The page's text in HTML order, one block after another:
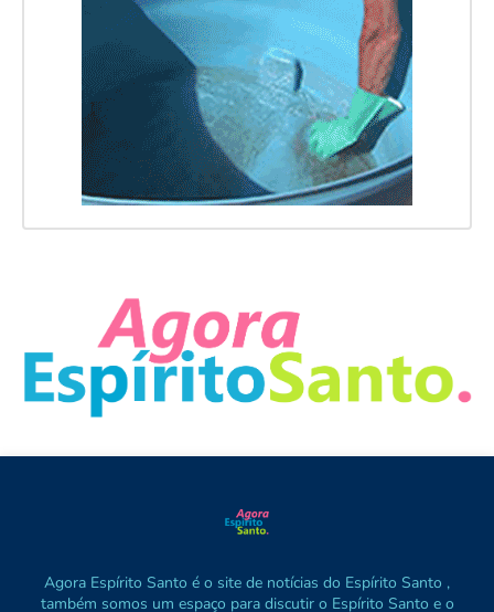
Agora Espírito Santo é o site de notícias do Espírito Santo ,
também somos um espaço para discutir o Espírito Santo e o